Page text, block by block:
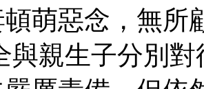
萌惡念，無所
與親生子分別